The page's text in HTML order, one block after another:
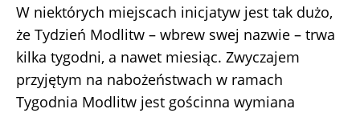
W niektórych miejscach inicjatyw jest tak dużo,
że Tydzień Modlitw – wbrew swej nazwie – trwa
kilka tygodni, a nawet miesiąc. Zwyczajem
przyjętym na nabożeństwach w ramach
Tygodnia Modlitw jest gościnna wymiana